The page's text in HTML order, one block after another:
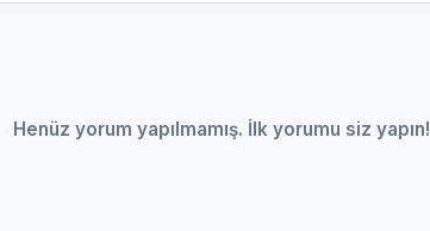
Henüz yorum yapılmamış. İlk yorumu siz yapın!